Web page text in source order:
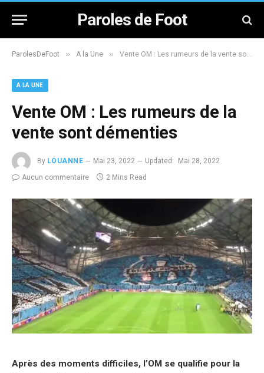
Paroles de Foot
ParolesDeFoot » A la Une » Vente OM : Les rumeurs de la vente sont démenties
A LA UNE
Vente OM : Les rumeurs de la
vente sont démenties
By LOUANNE Mai 23, 2022 Updated:
Mai 28, 2022
Aucun commentaire
2 Mins Read
Après des moments difficiles, l’OM se qualifie pour la